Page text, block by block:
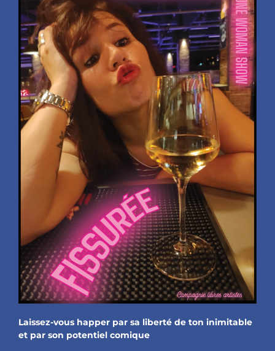
Laissez-vous happer par sa liberté de ton inimitable
et par son potentiel comique